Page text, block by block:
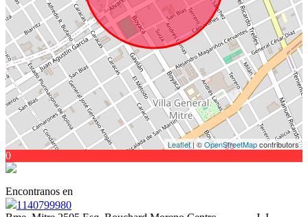
Leaflet| ©OpenStreetMapcontributors
0
Encontranos en
1140799980